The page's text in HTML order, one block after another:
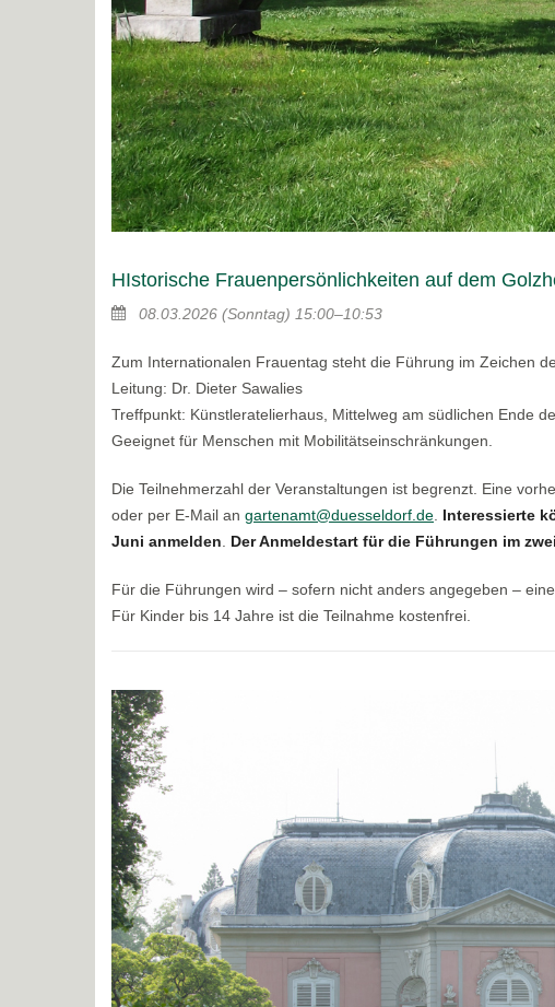
HIstorische Frauenpersönlichkeiten auf dem
08.03.2026 (Sonntag) 15:00–10:53
Zum Internationalen Frauentag steht die Führung im Zeichen
Leitung: Dr. Dieter Sawalies
Treffpunkt: Künstleratelierhaus, Mittelweg am südlichen Ende
Geeignet für Menschen mit Mobilitätseinschränkungen.
Die Teilnehmerzahl der Veranstaltungen ist begrenzt. Eine
oder per E-Mail an gartenamt@duesseldorf.de Interessierte
Juni anmelden
Der Anmeldestart für die Führungen im
Für die Führungen wird – sofern nicht anders angegeben –
Für Kinder bis 14 Jahre ist die Teilnahme kostenfrei.